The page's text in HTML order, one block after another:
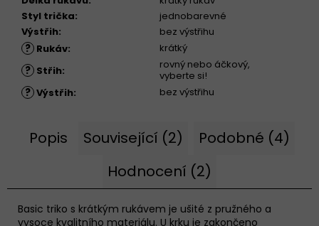
Styl trička:
jednobarevné
Výstřih: bez výstřihu
? Rukáv: krátký
? Střih:
rovný nebo áčkový,
vyberte si!
? Výstřih: bez výstřihu
Popis Související (2)
Podobné (4)
Hodnocení (2)
Basic triko s krátkým rukávem je ušité z pružného a
vysoce kvalitního materiálu. U krku je zakončeno